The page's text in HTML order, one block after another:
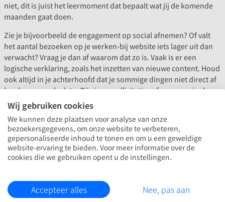
niet, dit is juist het leermoment dat bepaalt wat jij de komende
maanden gaat doen.
Zie je bijvoorbeeld de engagement op social afnemen? Of valt
het aantal bezoeken op je werken-bij website iets lager uit dan
verwacht? Vraag je dan af waarom dat zo is. Vaak is er een
logische verklaring, zoals het inzetten van nieuwe content. Houd
ook altijd in je achterhoofd dat je sommige dingen niet direct af
kan lezen van de data. Zijn jouw sollicitaties afgenomen in de
afgelopen maand? Dat kan goed komen doordat het aantal
vacatures deze maand lager ligt. Bereik je in augustus veel meer
mensen in jouw doelgroep? Als mensen vakantie hebben in de
zomer, brengen ze meer tijd door op social media.
Ook wanneer de resultaten een stuk hoger zijn, is het belangrijk
om de waarom-vraag te stellen. Soms leer je daar nog meer van
tijd door op de website in vergelijking met vorige maand? En heb
je nu een blog van een medewerker laten zien in plaats van een
Wij gebruiken cookies
We kunnen deze plaatsen voor analyse van onze
bezoekersgegevens, om onze website te verbeteren,
gepersonaliseerde inhoud te tonen en om u een geweldige
website-ervaring te bieden. Voor meer informatie over de
cookies die we gebruiken opent u de instellingen.
Accepteer alles Nee, pas aan